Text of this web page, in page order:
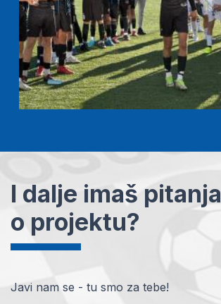
I dalje imaš pitanja
o projektu?
Javi nam se - tu smo za tebe!